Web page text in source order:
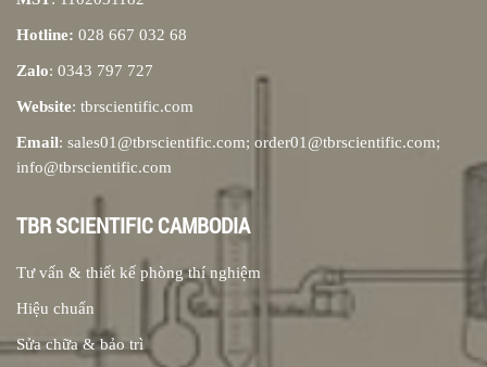
Hotline: 028 667 032 68
Zalo: 0343 797 727
Website: tbrscientific.com
Email: sales01@tbrscientific.com; order01@tbrscientific.com;
info@tbrscientific.com
TBR SCIENTIFIC CAMBODIA
Tư vấn & thiết kế phòng thí nghiệm
Hiệu chuẩn
Sửa chữa & bảo trì